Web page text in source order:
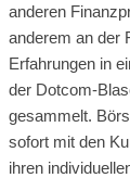
anderen
anderem an der
Erfahrungen in
der Dotcom-
gesammelt.
sofort mit den
ihren